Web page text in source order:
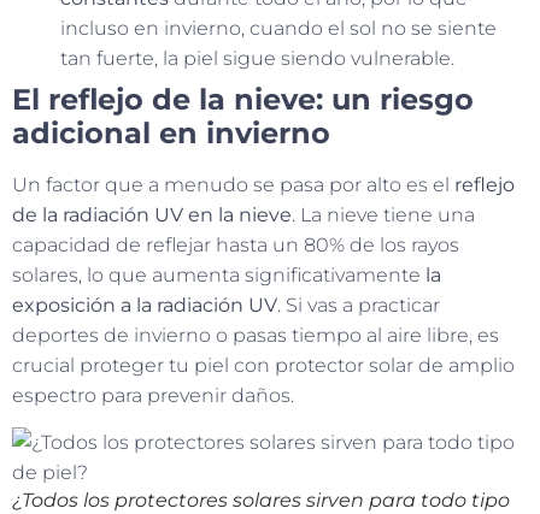
incluso en invierno, cuando el sol no se siente
tan fuerte, la piel sigue siendo vulnerable.
El reflejo de la nieve: un riesgo
adicional en invierno
Un factor que a menudo se pasa por alto es el reflejo
de la radiación UV en la nieve. La nieve tiene una
capacidad de reflejar hasta un 80% de los rayos
solares, lo que aumenta significativamente la
exposición a la radiación UV. Si vas a practicar
deportes de invierno o pasas tiempo al aire libre, es
crucial proteger tu piel con protector solar de amplio
espectro para prevenir daños.
¿Todos los protectores solares sirven para todo tipo